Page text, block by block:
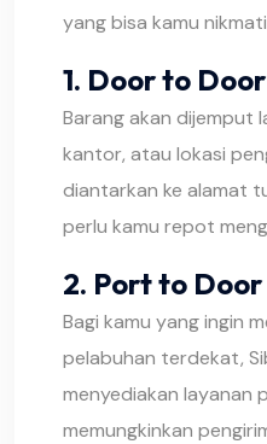
yang bisa kamu
1. Door to
Barang akan dijemput
kantor, atau lokasi
diantarkan ke alamat
perlu kamu repot
2. Port to Door
Bagi kamu yang ingin
pelabuhan terdekat,
menyediakan
memungkinkan